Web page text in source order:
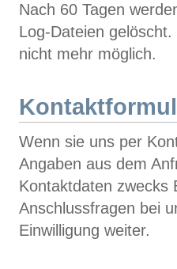
Nach 60 Tagen
Log-Dateien
nicht mehr möglich.
Wenn sie uns per
Angaben aus dem
Kontaktdaten zwecks
Anschlussfragen bei
Einwilligung weiter.